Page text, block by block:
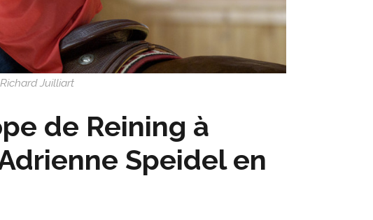
Juilliart
de Reining à
Speidel en